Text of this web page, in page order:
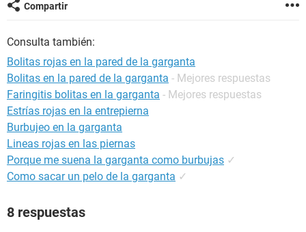
Compartir
Consulta también:
Bolitas rojas en la pared de la garganta
Bolitas en la pared de la garganta - Mejores respuestas
Faringitis bolitas en la garganta - Mejores respuestas
Estrías rojas en la entrepierna
Burbujeo en la garganta
Lineas rojas en las piernas
Porque me suena la garganta como burbujas ✓
Como sacar un pelo de la garganta ✓
8 respuestas